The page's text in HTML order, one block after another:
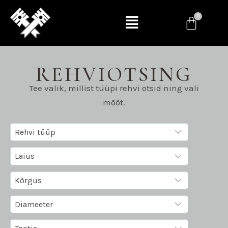
REHVIOTSING
Tee valik, millist tüüpi rehvi otsid ning vali
mõõt.